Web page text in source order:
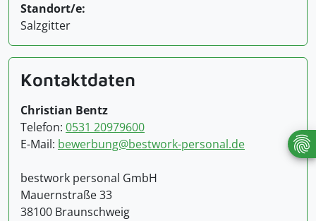
Standort/e:
Salzgitter
Kontaktdaten
Christian Bentz
Telefon: 0531 20979600
E-Mail: bewerbung@bestwork-personal.de
bestwork personal GmbH
Mauernstraße 33
38100 Braunschweig